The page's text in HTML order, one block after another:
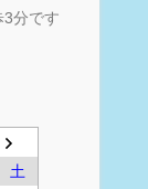
分です
土